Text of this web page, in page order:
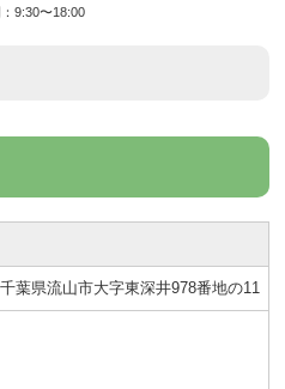
9:30〜18:00
葉県流山市大字東深井978番地の11